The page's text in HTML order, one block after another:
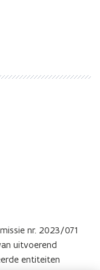
nr. 2023/071
uitvoerend
entiteiten